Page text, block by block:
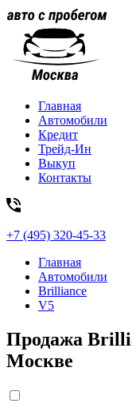
Главная
Автомобили
Кредит
Трейд-Ин
Выкуп
Контакты
+7 (495) 320-45-33
Главная
Автомобили
Brilliance
V5
Продажа
Москве